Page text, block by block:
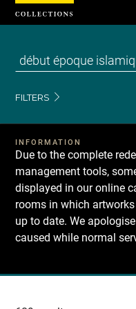
FILTERS
INFORMATION
Due to the complete
management tools,
displayed in our online
rooms in which
up to date. We
caused while normal
Recherche
Cookies management panel